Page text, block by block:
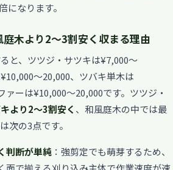
になります。
木より2〜3割安く収まる理由
と、ツツジ・サツキは¥7,000〜
〜20,000、ツバキ単木は
ーは¥10,000〜20,000です。ツツジ・
より2〜3割安く 、和風庭木の中では最
次の3点です。
判断が単純 ：強剪定でも萌芽するため、